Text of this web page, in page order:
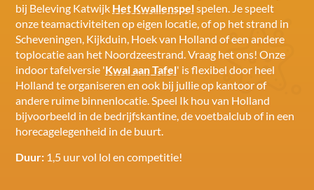
bij Beleving Katwijk Het Kwallenspelspelen. Je speelt
onze teamactiviteiten op eigen locatie, of op het strand in
Scheveningen, Kijkduin, Hoek van Holland of een andere
toplocatie aan het Noordzeestrand. Vraag het ons! Onze
indoor tafelversie 'Kwal aan Tafel' is flexibel door heel
Holland te organiseren en ook bij jullie op kantoor of
andere ruime binnenlocatie. Speel Ik hou van Holland
bijvoorbeeld in de bedrijfskantine, de voetbalclub of in een
horecagelegenheid in de buurt.
Duur: 1,5 uur vol lol en competitie!